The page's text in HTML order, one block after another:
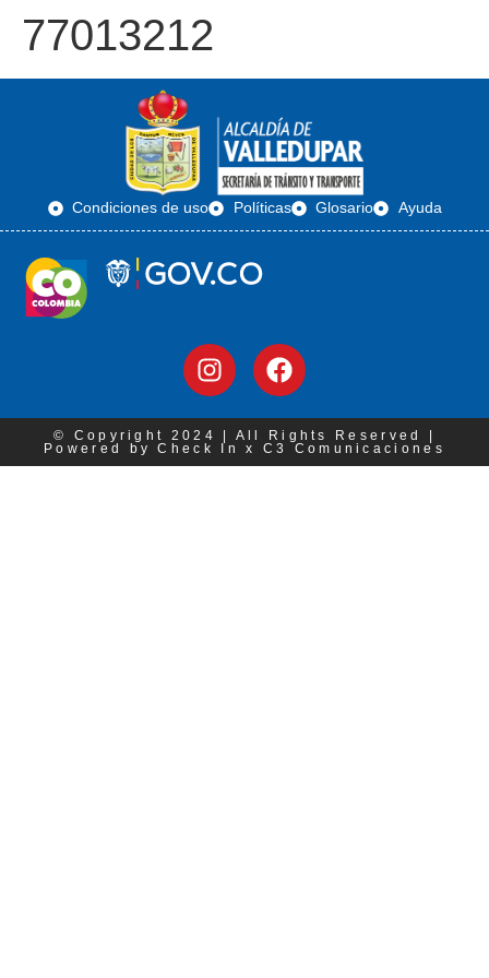
77013212
Condiciones de uso Políticas Glosario Ayuda
© Copyright 2024 | All Rights Reserved |
Powered by Check In x C3 Comunicaciones